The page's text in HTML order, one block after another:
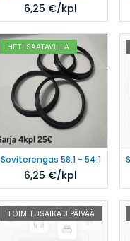
6,25 €/kpl
HETI SAATAVILLA
Soviterengas 58.1 - 54.1
6,25 €/kpl
TOIMITUSAIKA 3 PÄIVÄÄ